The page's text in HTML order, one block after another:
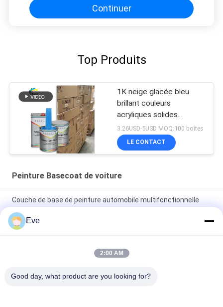
Continuer
Top Produits
1K neige glacée bleu
brillant couleurs
acryliques solides
Peinture automobile pour
réparation de carrosserie
de voiture d'occasion
3.26USD-5USD MOQ:100 boîtes
LE CONTACT
Peinture Basecoat de voiture
Couche de base de peinture automobile multifonctionnelle
résistante aux UV
Vêtements à base claire pour automobile à l' épreuve du
acrylique résistant aux intempéries
Eve
2:00 AM
Good day, what product are you looking for?